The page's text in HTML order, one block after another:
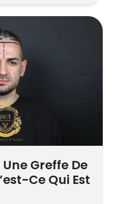
que vous avez
Rien ne colle. Le
veut – et la
[…]
Greffe De
Ce Qui Est